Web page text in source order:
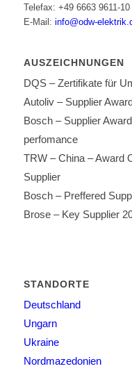
Telefax: +49 6663 9611-10
E-Mail: info@odw-
AUSZEICHNUNGEN
DQS – Zertifikate für
Autoliv – Supplier
Bosch – Supplier
perfomance
TRW – China – Award
Supplier
Bosch – Preffered
Brose – Key Supplier
STANDORTE
Deutschland
Ungarn
Ukraine
Nordmazedonien